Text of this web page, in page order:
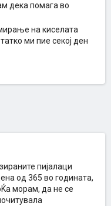
дека помага во
на киселата
ми пие секој ден
пијалаци
од 365 во годината,
морам, да не се